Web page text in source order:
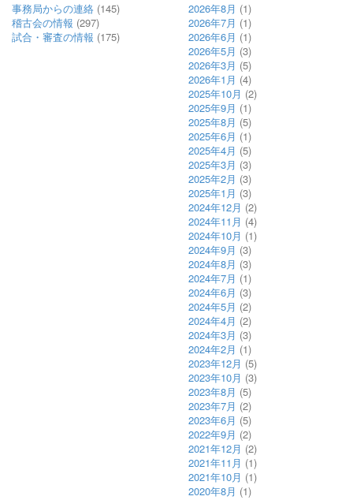
事務局からの連絡 (145)
稽古会の情報 (297)
試合・審査の情報 (175)
2026年8月 (1)
2026年7月 (1)
2026年6月 (1)
2026年5月 (3)
2026年3月 (5)
2026年1月 (4)
2025年10月 (2)
2025年9月 (1)
2025年8月 (5)
2025年6月 (1)
2025年4月 (5)
2025年3月 (3)
2025年2月 (3)
2025年1月 (3)
2024年12月 (2)
2024年11月 (4)
2024年10月 (1)
2024年9月 (3)
2024年8月 (3)
2024年7月 (1)
2024年6月 (3)
2024年5月 (2)
2024年4月 (2)
2024年3月 (3)
2024年2月 (1)
2023年12月 (5)
2023年10月 (3)
2023年8月 (5)
2023年7月 (2)
2023年6月 (5)
2022年9月 (2)
2021年12月 (2)
2021年11月 (1)
2021年10月 (1)
2020年8月 (1)